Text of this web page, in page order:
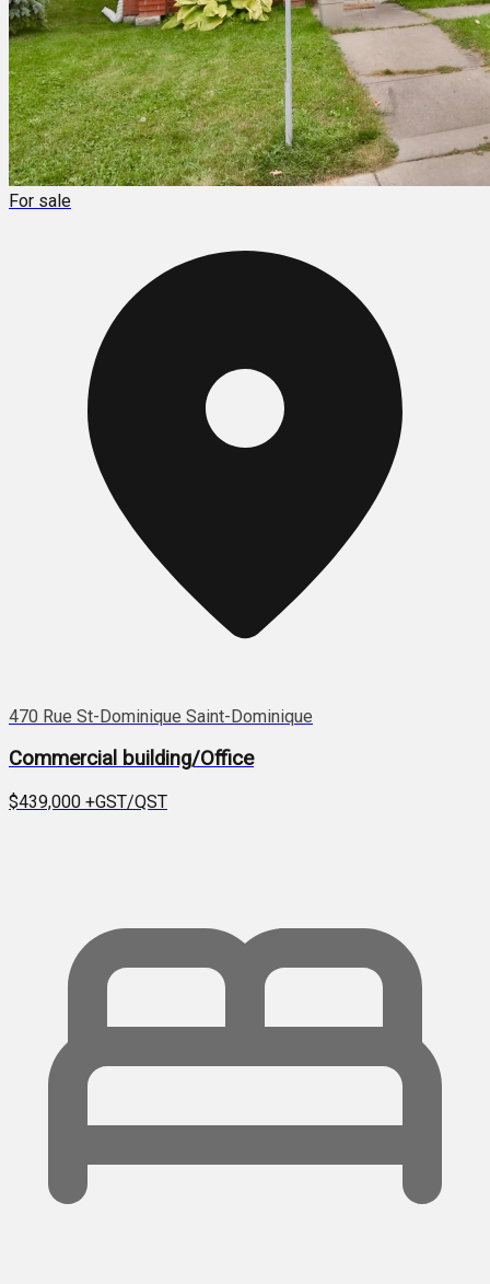
For sale
470 Rue St-Dominique Saint-Dominique
Commercial building/Office
$439,000 +GST/QST